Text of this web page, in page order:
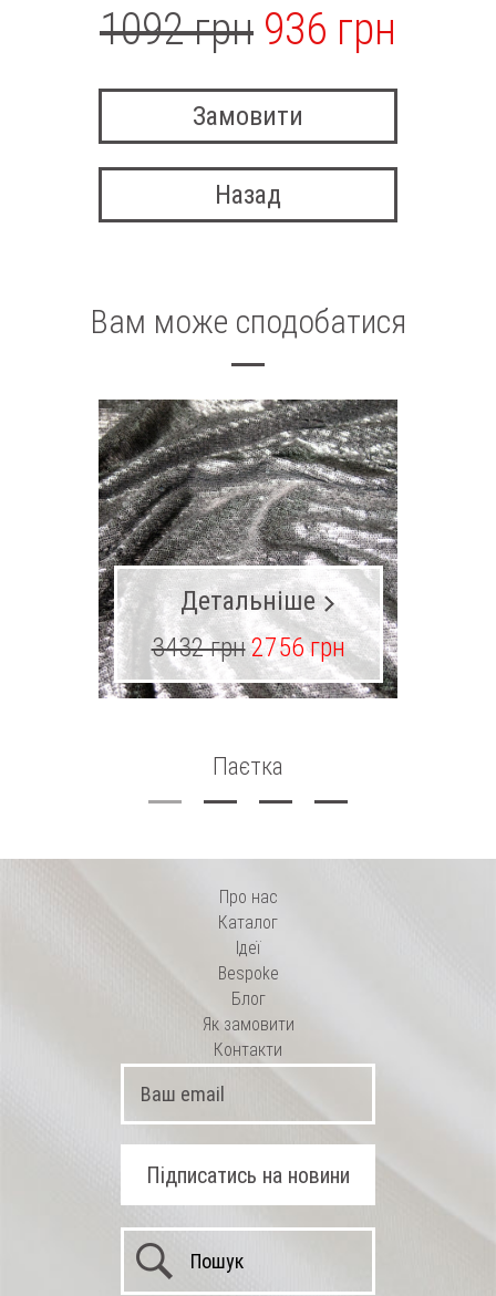
1092 грн 936 грн
Замовити
Назад
Вам може сподобатися
Паєтка
Детальніше
3432 грн2756 грн
Про нас
Каталог
Ідеї
Bespoke
Блог
Як замовити
Контакти